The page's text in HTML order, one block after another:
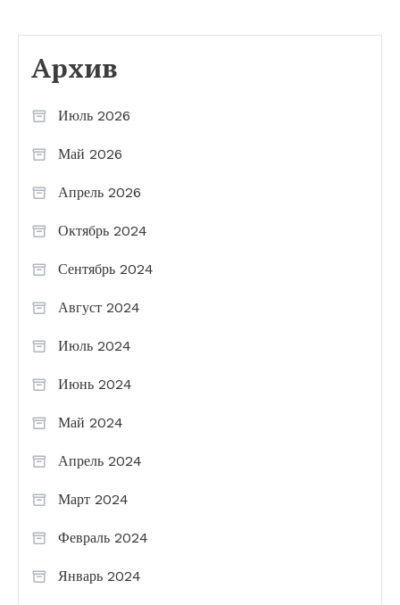
Архив
Июль 2026
Май 2026
Апрель 2026
Октябрь 2024
Сентябрь 2024
Август 2024
Июль 2024
Июнь 2024
Май 2024
Апрель 2024
Март 2024
Февраль 2024
Январь 2024